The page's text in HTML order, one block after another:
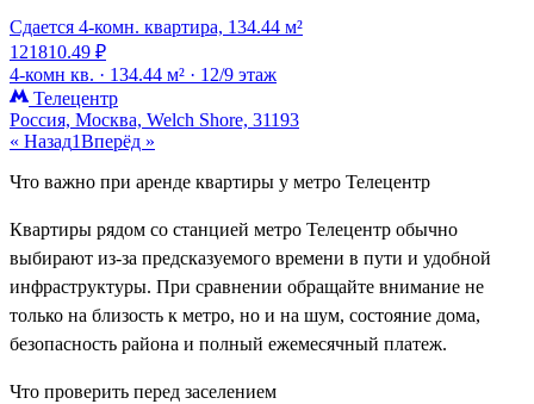
Сдается 4-комн. квартира, 134.44 м²
121810.49 ₽
4-комн кв. · 134.44 м² · 12/9 этаж
Телецентр
Россия, Москва, Welch Shore, 31193
« Назад1Вперёд »
Что важно при аренде квартиры у метро Телецентр
Квартиры рядом со станцией метро Телецентр обычно
выбирают из-за предсказуемого времени в пути и удобной
инфраструктуры. При сравнении обращайте внимание не
только на близость к метро, но и на шум, состояние дома,
безопасность района и полный ежемесячный платеж.
Что проверить перед заселением